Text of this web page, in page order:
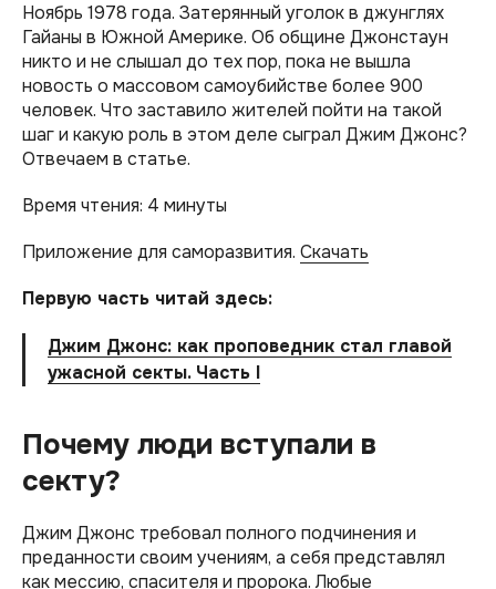
Ноябрь 1978 года. Затерянный уголок в джунглях
Гайаны в Южной Америке. Об общине Джонстаун
никто и не слышал до тех пор, пока не вышла
новость о массовом самоубийстве более 900
человек. Что заставило жителей пойти на такой
шаг и какую роль в этом деле сыграл Джим Джонс?
Отвечаем в статье.
Время чтения: 4 минуты
Приложение для саморазвития. Скачать
Первую часть читай здесь:
Джим Джонс: как проповедник стал главой
ужасной секты. Часть I
Почему люди вступали в
секту?
Джим Джонс требовал полного подчинения и
преданности своим учениям, а себя представлял
как мессию, спасителя и пророка. Любые